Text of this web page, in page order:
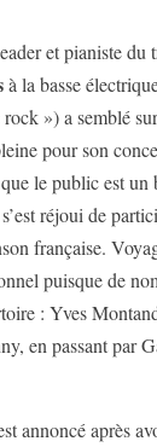
et pianiste du
à la basse
») a semblé
pour son
le public est
réjoui de
française.
puisque de
: Yves
en passant par
annoncé après